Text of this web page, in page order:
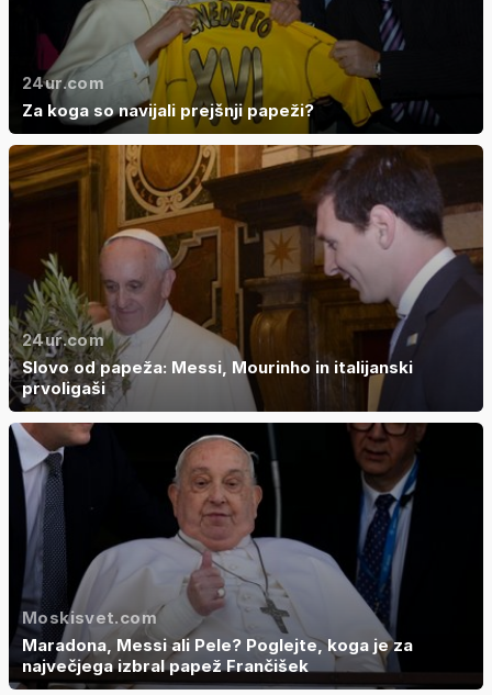
24ur.com
Za koga so navijali prejšnji papeži?
24ur.com
Slovo od papeža: Messi, Mourinho in italijanski
prvoligaši
Moskisvet.com
Maradona, Messi ali Pele? Poglejte, koga je za
največjega izbral papež Frančišek